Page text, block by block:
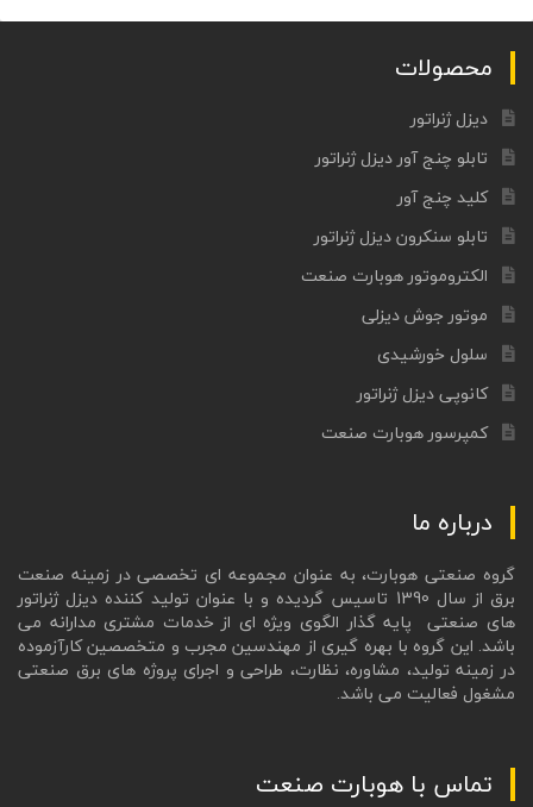
محصولات
دیزل ژنراتور
تابلو چنج آور دیزل ژنراتور
کلید چنج آور
تابلو سنکرون دیزل ژنراتور
الکتروموتور هوبارت صنعت
موتور جوش دیزلی
سلول خورشیدی
کانوپی دیزل ژنراتور
کمپرسور هوبارت صنعت
درباره ما
گروه صنعتی هوبارت، به عنوان مجموعه ای تخصصی در زمینه صنعت
برق از سال 1390 تاسیس گردیده و با عنوان تولید کننده دیزل ژنراتور
های صنعتی پایه گذار الگوی ویژه ای از خدمات مشتری مدارانه می
باشد. این گروه با بهره گیری از مهندسین مجرب و متخصصین کارآزموده
در زمینه تولید، مشاوره، نظارت، طراحی و اجرای پروژه های برق صنعتی
مشغول فعالیت می باشد.
تماس با هوبارت صنعت